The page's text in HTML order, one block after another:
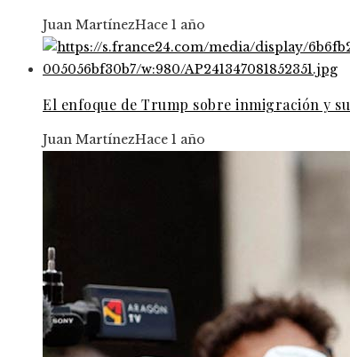
Juan MartínezHace 1 año
El enfoque de Trump sobre inmigración y
Juan MartínezHace 1 año